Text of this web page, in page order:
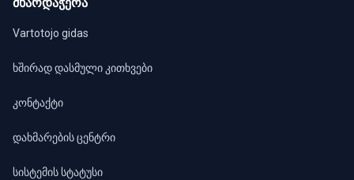
Vartotojo gidas
ხშირად დასმული კითხვები
კონტაქტი
დახმარების ცენტრი
სისტემის სტატუსი